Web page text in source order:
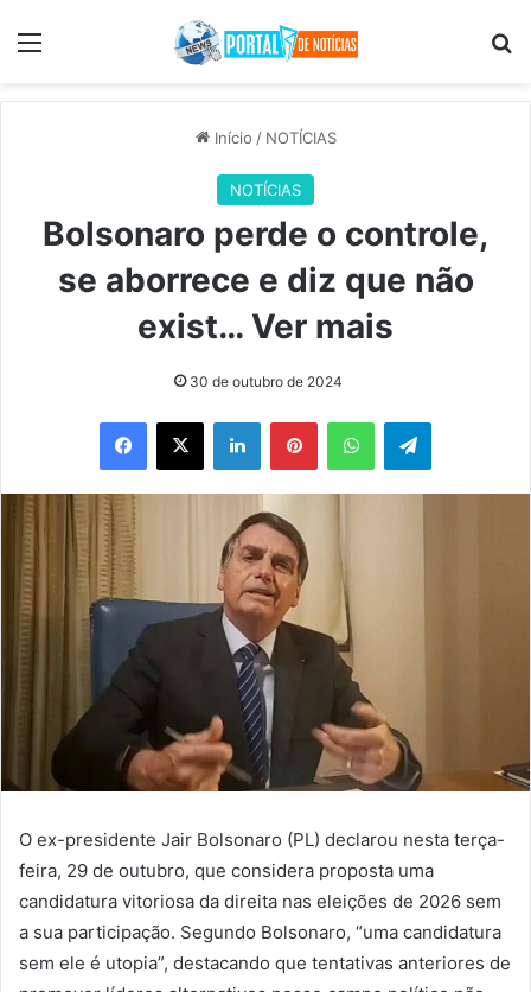
Menu
Início / NOTÍCIAS
NOTÍCIAS
Bolsonaro perde o controle,
se aborrece e diz que não
exist… Ver mais
30 de outubro de 2024
Facebook
X LinkedinPinterestWhatsAppTelegram
O ex-presidente Jair Bolsonaro (PL) declarou nesta terça-
feira, 29 de outubro, que considera proposta uma
candidatura vitoriosa da direita nas eleições de 2026 sem
a sua participação. Segundo Bolsonaro, “uma candidatura
sem ele é utopia”, destacando que tentativas anteriores de